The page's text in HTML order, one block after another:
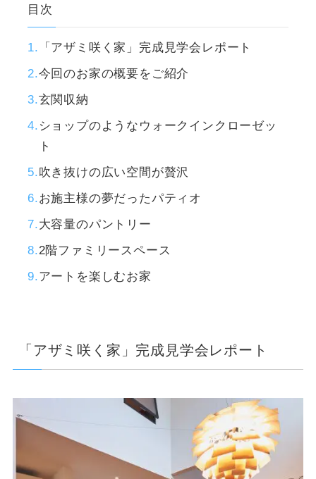
目次
「アザミ咲く家」完成見学会レポート
今回のお家の概要をご紹介
玄関収納
ショップのようなウォークインクローゼッ
ト
吹き抜けの広い空間が贅沢
お施主様の夢だったパティオ
大容量のパントリー
2階ファミリースペース
アートを楽しむお家
「アザミ咲く家」完成見学会レポート